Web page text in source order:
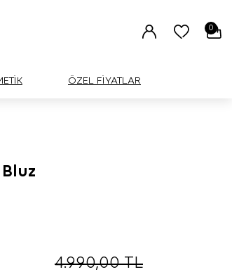
0
ÖZEL FİYATLAR
4.990,00TL